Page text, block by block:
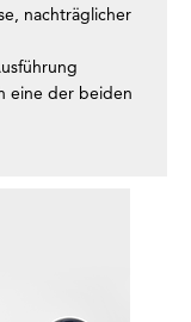
nachträglicher
eine der beiden